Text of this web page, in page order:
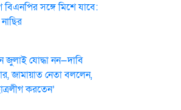
সঙ্গে মিশে যাবে:
যোদ্ধা নন—দাবি
জামায়াত নেতা বললেন,
করতেন’